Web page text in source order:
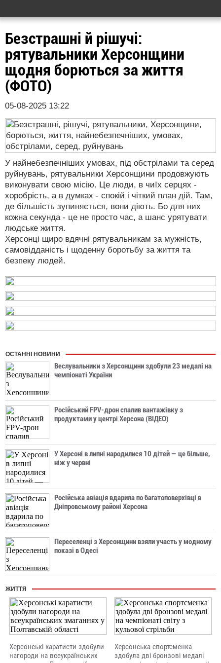
Безстрашні й рішучі:
рятувальники Херсонщини
щодня борються за життя
(ФОТО)
05-08-2025 13:22
У найнебезпечніших умовах, під обстрілами та серед
руйнувань, рятувальники Херсонщини продовжують
виконувати свою місію. Це люди, в чиїх серцях -
хоробрість, а в думках - спокій і чіткий план дій. Там,
де більшість зупиняється, вони діють. Бо для них
кожна секунда - це не просто час, а шанс урятувати
людське життя.
Херсонці щиро вдячні рятувальникам за мужність,
самовідданість і щоденну боротьбу за життя та
безпеку людей.
ОСТАННІ НОВИНИ
Веслувальники з Херсонщини здобули 23 медалі на
чемпіонаті України
Російський FPV-дрон спалив вантажівку з
продуктами у центрі Херсона (ВІДЕО)
У Херсоні в липні народилися 10 дітей — це більше,
ніж у червні
Російська авіація вдарила по багатоповерхівці в
Дніпровському районі Херсона
Переселенці з Херсонщини взяли участь у модному
показі в Одесі
ЖИТТЯ
Херсонські каратисти здобули
нагороди на всеукраїнських
Херсонська спортсменка
здобула дві бронзові медалі